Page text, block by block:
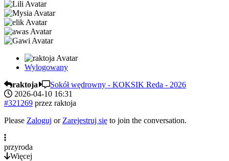
Wylogowany
raktoja
Sokół wędrowny - KOKSIK Reda - 2026
2026-04-10 16:31
#321269 przez raktoja
Please Zaloguj or Zarejestruj się to join the conversation.
przyroda
Więcej